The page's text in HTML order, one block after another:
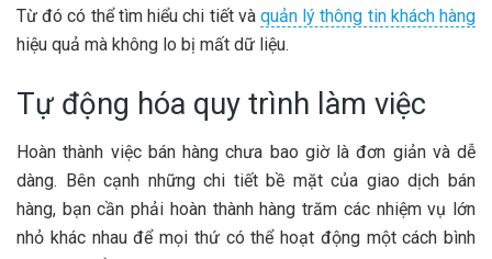
Từ đó có thể tìm hiểu chi tiết và quản lý thông tin khách hàng
hiệu quả mà không lo bị mất dữ liệu.
Tự động hóa quy trình làm việc
Hoàn thành việc bán hàng chưa bao giờ là đơn giản và dễ
dàng. Bên cạnh những chi tiết bề mặt của giao dịch bán
hàng, bạn cần phải hoàn thành hàng trăm các nhiệm vụ lớn
nhỏ khác nhau để mọi thứ có thể hoạt động một cách bình